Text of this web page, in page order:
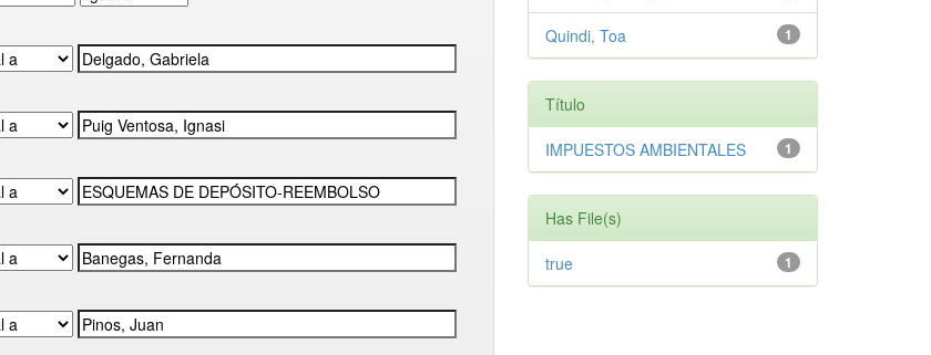
1
Quindi, Toa
Título
1
IMPUESTOS AMBIENTALES
Has File(s)
1
true